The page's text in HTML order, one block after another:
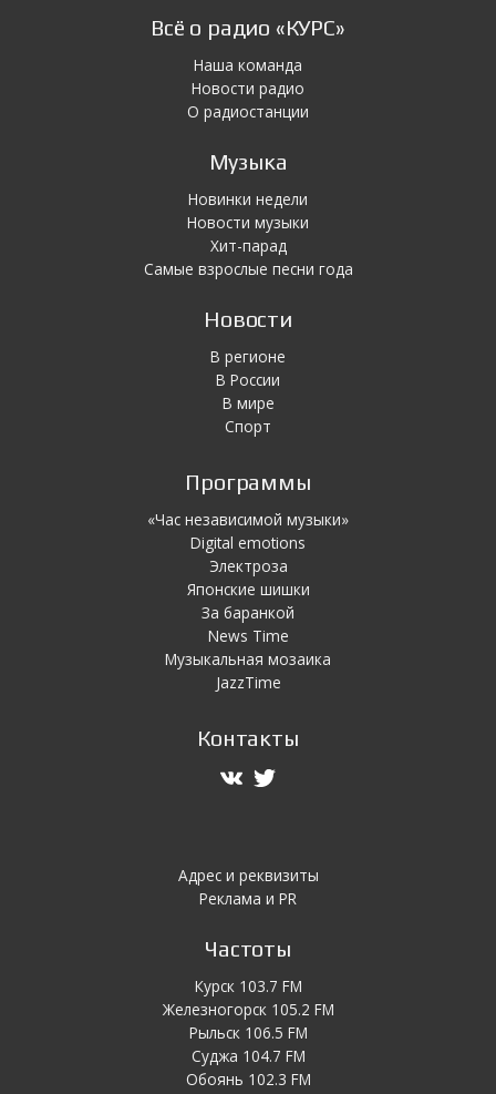
Всё о радио «КУРС»
Наша команда
Новости радио
О радиостанции
Музыка
Новинки недели
Новости музыки
Хит-парад
Самые взрослые песни года
Новости
В регионе
В России
В мире
Спорт
Программы
«Час независимой музыки»
Digital emotions
Электроза
Японскиe шишки
За баранкой
News Time
Музыкальная мозаика
JazzTime
Контакты
Адрес и реквизиты
Реклама и PR
Частоты
Курск 103.7 FM
Железногорск 105.2 FM
Рыльск 106.5 FM
Суджа 104.7 FM
Обоянь 102.3 FM